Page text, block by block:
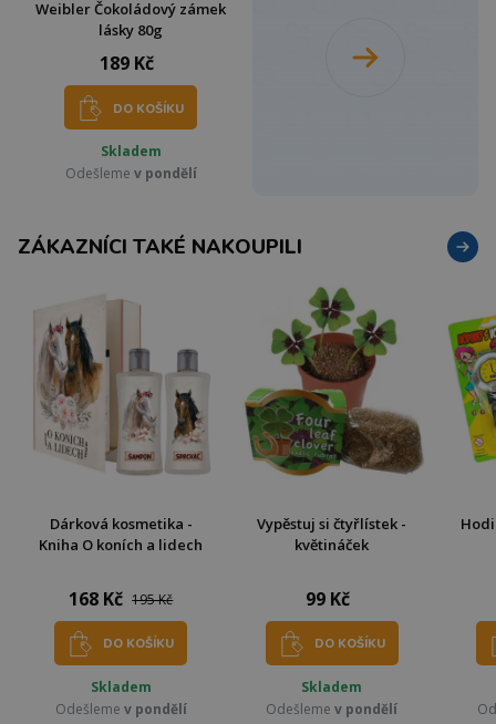
Weibler Čokoládový zámek
lásky 80g
189 Kč
DO KOŠÍKU
Skladem
Odešleme v pondělí
ZÁKAZNÍCI TAKÉ NAKOUPILI
Dárková kosmetika -
Kniha O koních a lidech
168 Kč 195 Kč
DO KOŠÍKU
Skladem
Odešleme v pondělí
Vypěstuj si čtyřlístek -
květináček
99 Kč
DO KOŠÍKU
Skladem
Odešlemev pondělí